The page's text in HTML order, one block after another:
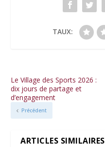
TAUX:
Le Village des Sports 2026 :
dix jours de partage et
d’engagement
Précédent
ARTICLES SIMILAIRES